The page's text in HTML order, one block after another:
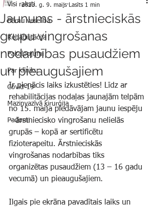
Visi raksti
Bērnu veselība
Rehabilitācija
Pakalpojumi
Par klīniku
Covid-19
Mazinvazīvā ķirurģija
Padomi
Jaunums - ārstnieciskās
grupu vingrošanas
nodarbības pusaudžiem
un pieaugušajiem
2023. g. 9. maijs Lasīts 1 min
Ir pienācis laiks izkustēties! Līdz ar
rehabilitācijas nodaļas jaunajām telpām
no 15. maija piedāvājam jaunu iespēju
– ārstniecisko vingrošanu nelielās
grupās – kopā ar sertificētu
fizioterapeitu. Ārstnieciskās
vingrošanas nodarbības tiks
organizētas pusaudžiem (13 – 16 gadu
vecumā) un pieaugušajiem.
Ilgais pie ekrāna pavadītais laiks un